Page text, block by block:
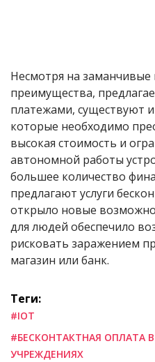
Несмотря на
преимущества,
платежами, существуют
которые необходимо
высокая стоимость и
автономной работы
большее количество
предлагают услуги
открыло новые
для людей обеспечило
рисковать заражением
магазин или банк.
Теги:
#IOT
#БЕСКОНТАКТНАЯ ОПЛАТА
УЧРЕЖДЕНИЯХ